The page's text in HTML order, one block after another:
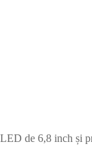
de 6,8 inch și